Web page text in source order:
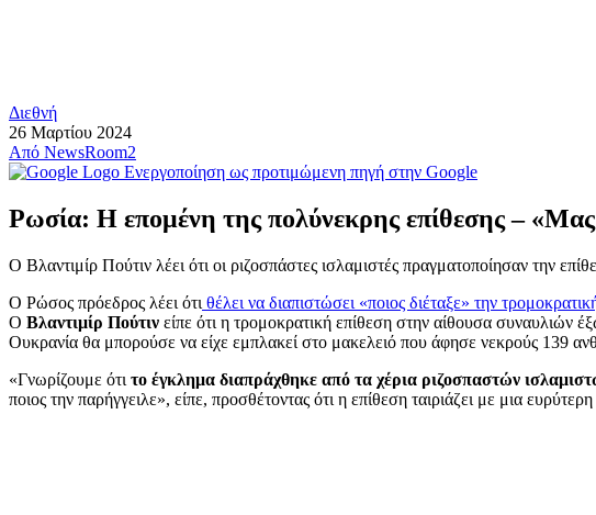
Διεθνή
26 Μαρτίου 2024
Από NewsRoom2
Ενεργοποίηση ως προτιμώμενη πηγή στην Google
Ρωσία: Η επομένη της πολύνεκρης επίθεσης – «Μας
Ο Βλαντιμίρ Πούτιν λέει ότι οι ριζοσπάστες ισλαμιστές πραγματοποίησαν την
Ο Ρώσος πρόεδρος λέει ότι θέλει να διαπιστώσει «ποιος διέταξε» την
Ο Βλαντιμίρ Πούτιν είπε ότι η τρομοκρατική επίθεση στην αίθουσα συναυλιών
Ουκρανία θα μπορούσε να είχε εμπλακεί στο μακελειό που άφησε νεκρούς 139
«Γνωρίζουμε ότι το έγκλημα διαπράχθηκε από τα χέρια ριζοσπαστών
ποιος την παρήγγειλε», είπε, προσθέτοντας ότι η επίθεση ταιριάζει με μια